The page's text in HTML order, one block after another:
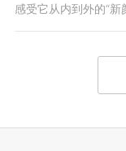
感受它从内到外的“新